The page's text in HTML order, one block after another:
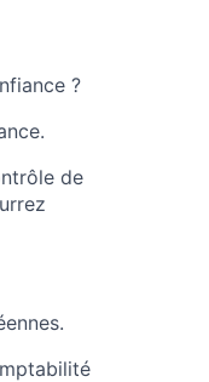
?
de